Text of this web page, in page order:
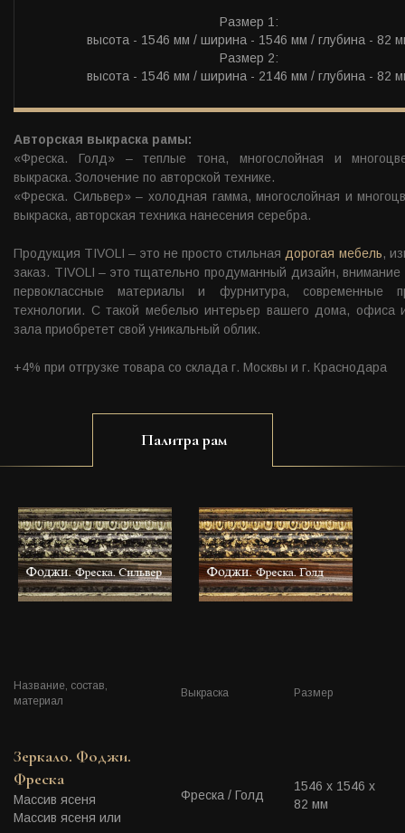
Размер 1:
высота - 1546 мм / ширина - 1546 мм / глубина - 82
Размер 2:
высота - 1546 мм / ширина - 2146 мм / глубина - 82
Авторская выкраска рамы:
«Фреска. Голд» – теплые тона, многослойная и
выкраска. Золочение по авторской технике.
«Фреска. Сильвер» – холодная гамма, многослойная и
выкраска, авторская техника нанесения серебра.
Продукция TIVOLI – это не просто стильная дорогая мебель,
заказ. TIVOLI – это тщательно продуманный дизайн,
первоклассные материалы и фурнитура, современные
технологии. С такой мебелью интерьер вашего дома, офиса
зала приобретет свой уникальный облик.
+4% при отгрузке товара со склада г. Москвы и г. Краснодара
Палитра рам
Название, состав,
материал
Выкраска Размер
Зеркало. Фоджи.
Фреска
Массив ясеня
Массив ясеня или
Фреска / Голд
1546 х 1546 х
82 мм